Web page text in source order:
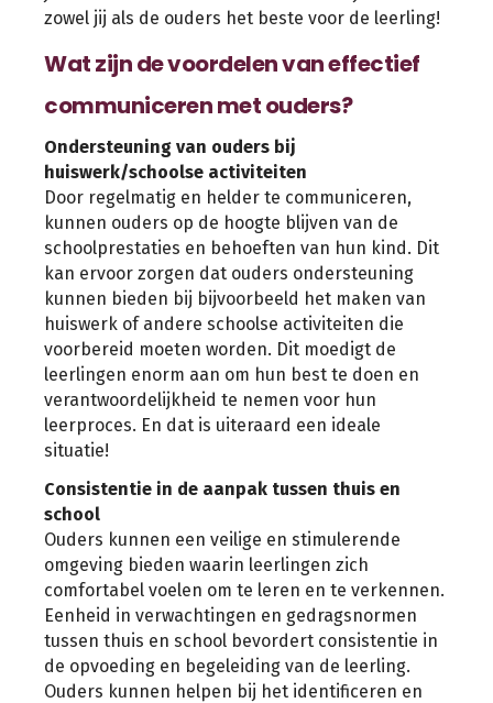
zowel jij als de ouders het beste voor de leerling!
Wat zijn de voordelen van effectief
communiceren met ouders?
Ondersteuning van ouders bij
huiswerk/schoolse activiteiten
Door regelmatig en helder te communiceren,
kunnen ouders op de hoogte blijven van de
schoolprestaties en behoeften van hun kind. Dit
kan ervoor zorgen dat ouders ondersteuning
kunnen bieden bij bijvoorbeeld het maken van
huiswerk of andere schoolse activiteiten die
voorbereid moeten worden. Dit moedigt de
leerlingen enorm aan om hun best te doen en
verantwoordelijkheid te nemen voor hun
leerproces. En dat is uiteraard een ideale
situatie!
Consistentie in de aanpak tussen thuis en
school
Ouders kunnen een veilige en stimulerende
omgeving bieden waarin leerlingen zich
comfortabel voelen om te leren en te verkennen.
Eenheid in verwachtingen en gedragsnormen
tussen thuis en school bevordert consistentie in
de opvoeding en begeleiding van de leerling.
Ouders kunnen helpen bij het identificeren en